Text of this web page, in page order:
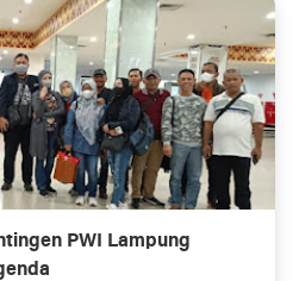
PWI Lampung